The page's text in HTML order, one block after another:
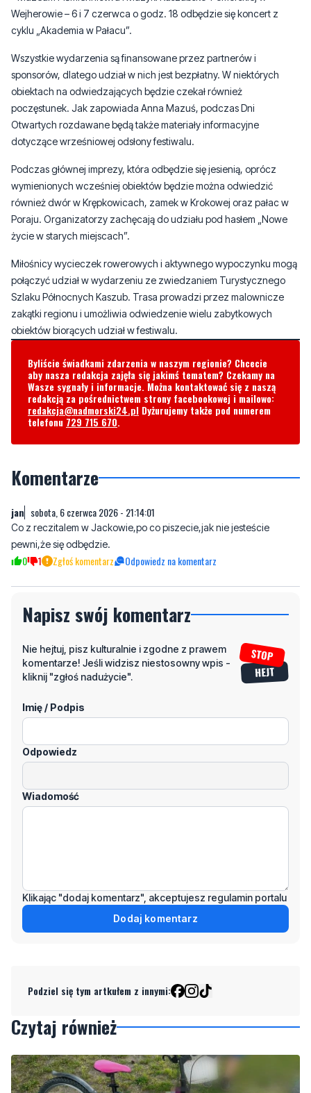
Wszystkie wydarzenia są finansowane przez partnerów i
sponsorów, dlatego udział w nich jest bezpłatny. W niektórych
poczęstunek. Jak zapowiada Anna Mazuś, podczas Dni
Otwartych rozdawane będą także materiały informacyjne
dotyczące wrześniowej odsłony festiwalu.
Podczas głównej imprezy, która odbędzie się jesienią, oprócz
wymienionych wcześniej obiektów będzie można odwiedzić
Poraju. Organizatorzy zachęcają do udziału pod hasłem „Nowe
życie w starych miejscach”.
Miłośnicy wycieczek rowerowych i aktywnego wypoczynku mogą
połączyć udział w wydarzeniu ze zwiedzaniem Turystycznego
zakątki regionu i umożliwia odwiedzenie wielu zabytkowych
obiektów biorących udział w festiwalu.
Byliście świadkami zdarzenia w naszym regionie? Chcecie
aby nasza redakcja zajęła się jakimś tematem? Czekamy na
Wasze sygnały i informacje. Można kontaktować się z naszą
redakcja@nadmorski24.plDyżurujemy także pod numerem
telefonu729 715 670.
Komentarze
Co z reczitalem w Jackowie,po co piszecie,jak nie jesteście
0 1 Zgłoś komentarz Odpowiedz na komentarz
Napisz swój komentarz
komentarze! Jeśli widzisz niestosowny wpis -
kliknij "zgłoś nadużycie".
Imię / Podpis
Odpowiedz
Wiadomość